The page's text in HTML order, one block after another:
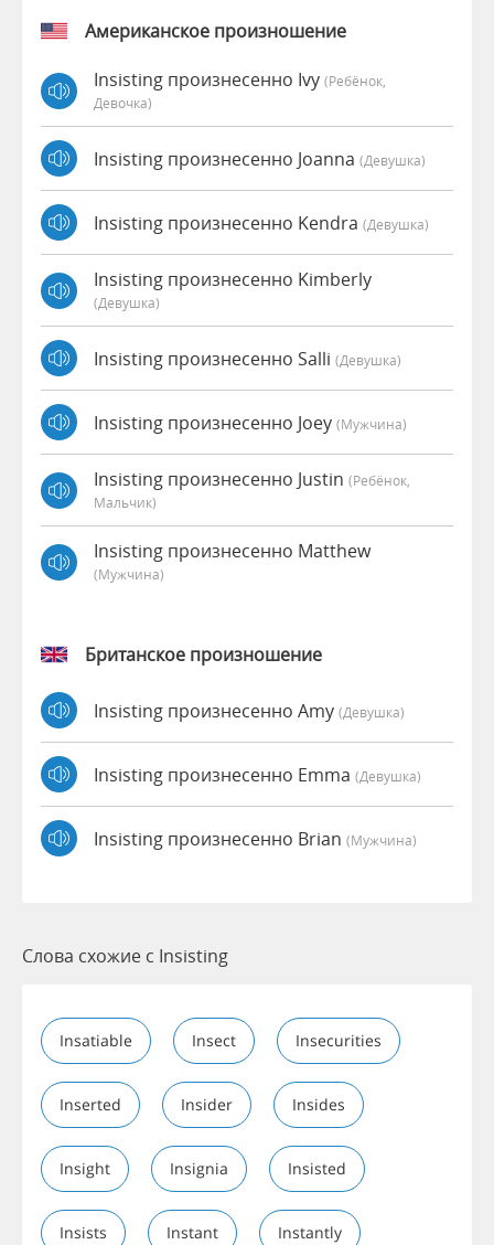
Американское произношение
Insisting произнесенно Ivy (Ребёнок,
Девочка)
Insisting произнесенно Joanna (девушка)
Insisting произнесенно Kendra (девушка)
Insisting произнесенно Kimberly
(девушка)
Insisting произнесенно Salli (девушка)
Insisting произнесенно Joey (мужчина)
Insisting произнесенно Justin (Ребёнок,
Мальчик)
Insisting произнесенно Matthew
(мужчина)
Британское произношение
Insisting произнесенно Amy (девушка)
Insisting произнесенно Emma (девушка)
Insisting произнесенно Brian (мужчина)
Слова схожие с Insisting
Insatiable Insect Insecurities
Inserted Insider Insides
Insight Insignia Insisted
Insists Instant Instantly